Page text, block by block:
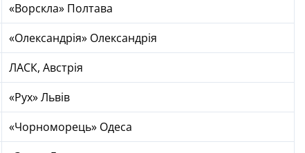
«Ворскла» Полтава
«Олександрія» Олександрія
ЛАСК, Австрія
«Рух» Львів
«Чорноморець» Одеса